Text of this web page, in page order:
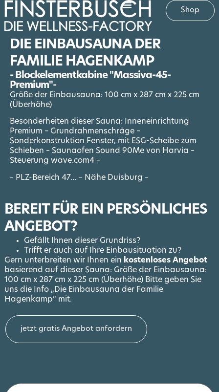
Shop
DIE EINBAUSAUNA DER
FAMILIE HAGENKAMP
- Blockelementkabine "Massiva-45-
Premium"-
Größe der Einbausauna: 100 cm x 287 cm x 225 cm
(Überhöhe)
Besonderheiten dieser Sauna: Inneneinrichtung
Premium – Grundrahmenschräge –
Sonderkonstruktion Fenster, mit ESG-Scheibe zum
Schieben – Saunaofen Sound 90Me von Harvia –
Steuerung wave.com4 –
– PLZ-Bereich 47… – Nähe Duisburg –
BEREIT FÜR EIN PERSÖNLICHES
ANGEBOT?
Gefällt Ihnen dieser Grundriss?
Trifft er auch auf Ihre Einbausituation zu?
Gern unterbreiten wir Ihnen ein kostenloses Angebot
basierend auf dieser Sauna: Größe der Einbausauna:
100 cm x 287 cm x 225 cm (Überhöhe) Bitte geben Sie
uns die Info „Die Einbausauna der Familie
Hagenkamp“ mit.
jetzt gratis Angebot anfordern